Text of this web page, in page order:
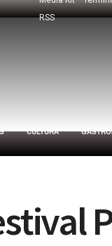
RSS
CULTURA